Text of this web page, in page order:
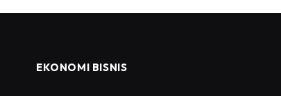
EKONOMI BISNIS